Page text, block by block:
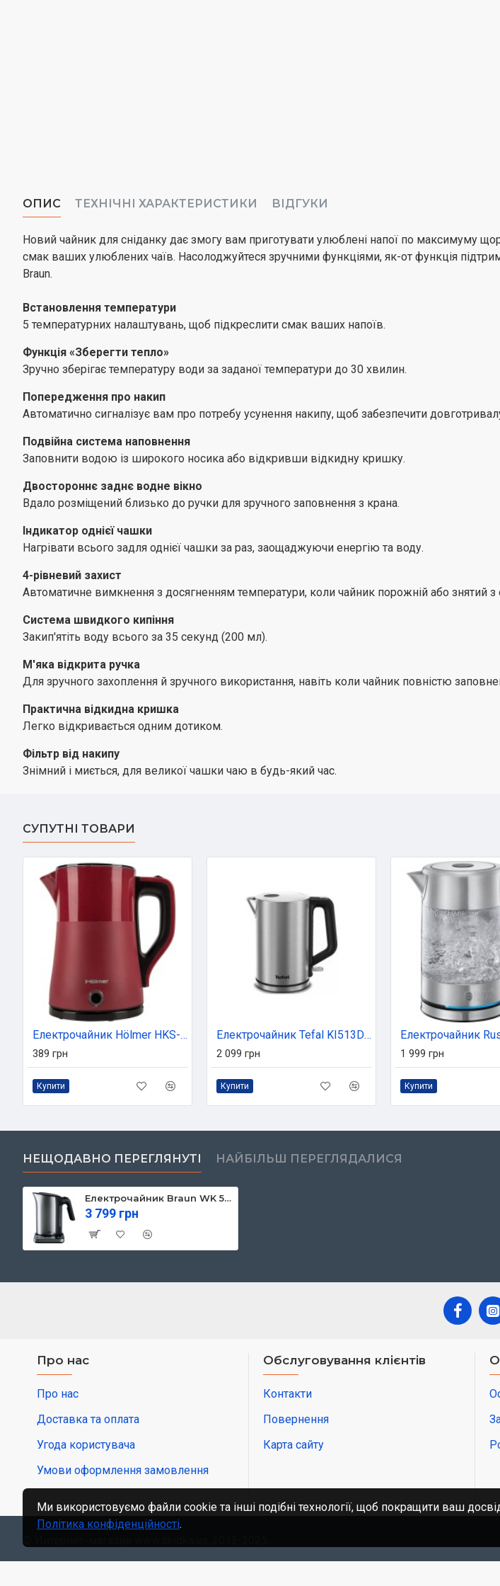
ОПИС ТЕХНІЧНІ ХАРАКТЕРИСТИКИ ВІДГУКИ
Новий чайник для сніданку дає змогу вам приготувати улюблені напої по максимуму
смак ваших улюблених чаїв. Насолоджуйтеся зручними функціями, як-от функція
Braun.
Встановлення температури
5 температурних налаштувань, щоб підкреслити смак ваших напоїв.
Функція «Зберегти тепло»
Зручно зберігає температуру води за заданої температури до 30 хвилин.
Попередження про накип
Автоматично сигналізує вам про потребу усунення накипу, щоб забезпечити
Подвійна система наповнення
Заповнити водою із широкого носика або відкривши відкидну кришку.
Двостороннє заднє водне вікно
Вдало розміщений близько до ручки для зручного заповнення з крана.
Індикатор однієї чашки
Нагрівати всього задля однієї чашки за раз, заощаджуючи енергію та воду.
4-рівневий захист
Автоматичне вимкнення з досягненням температури, коли чайник порожній або знятий з
Система швидкого кипіння
Закип'ятіть воду всього за 35 секунд (200 мл).
М'яка відкрита ручка
Для зручного захоплення й зручного використання, навіть коли чайник повністю
Практична відкидна кришка
Легко відкривається одним дотиком.
Фільтр від накипу
Знімний і миється, для великої чашки чаю в будь-який час.
СУПУТНІ ТОВАРИ
Електрочайник Hölmer HKS-218R
389 грн
Купити
Електрочайник Tefal KI513D10
2 099 грн
Купити
1 999 грн
Купити
НЕЩОДАВНО ПЕРЕГЛЯНУТІ НАЙБІЛЬШ ПЕРЕГЛЯДАЛИСЯ
Електрочайник Braun WK 5115 BK (WK5115BK)
3 799 грн
Про нас
Про нас
Доставка та оплата
Угода користувача
Умови оформлення замовлення
Обслуговування клієнтів
Контакти
Повернення
Карта сайту
Ми використовуємо файли cookie та інші подібні технології, щоб покращити ваш
Політика конфіденційності.